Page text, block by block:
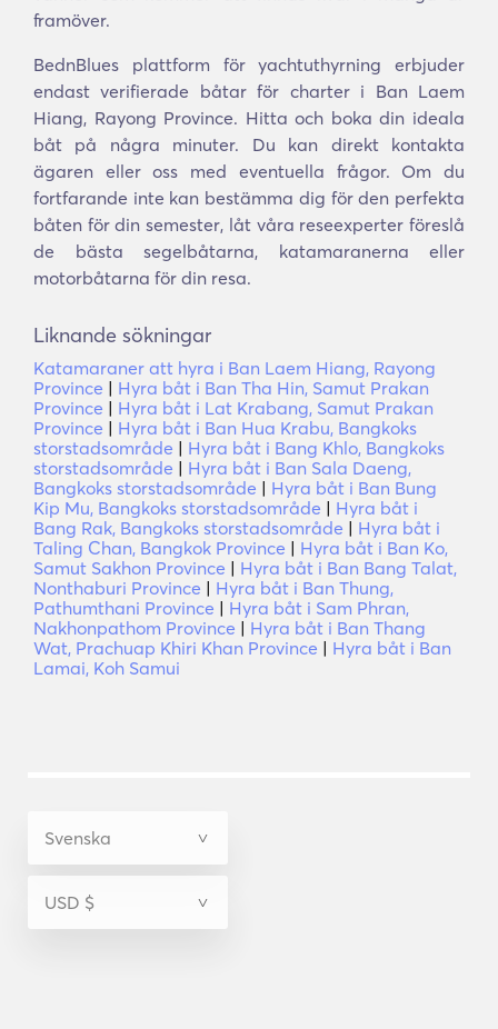
framöver.
BednBlues plattform för yachtuthyrning erbjuder
endast verifierade båtar för charter i Ban Laem
Hiang, Rayong Province. Hitta och boka din ideala
båt på några minuter. Du kan direkt kontakta
ägaren eller oss med eventuella frågor. Om du
fortfarande inte kan bestämma dig för den perfekta
båten för din semester, låt våra reseexperter föreslå
de bästa segelbåtarna, katamaranerna eller
motorbåtarna för din resa.
Liknande sökningar
Katamaraner att hyra i Ban Laem Hiang, Rayong
Province | Hyra båt i Ban Tha Hin, Samut Prakan
Province | Hyra båt i Lat Krabang, Samut Prakan
Province | Hyra båt i Ban Hua Krabu, Bangkoks
storstadsområde | Hyra båt i Bang Khlo, Bangkoks
storstadsområde | Hyra båt i Ban Sala Daeng,
Bangkoks storstadsområde | Hyra båt i Ban Bung
Kip Mu, Bangkoks storstadsområde | Hyra båt i
Bang Rak, Bangkoks storstadsområde | Hyra båt i
Taling Chan, Bangkok Province | Hyra båt i Ban Ko,
Samut Sakhon Province | Hyra båt i Ban Bang Talat,
Nonthaburi Province | Hyra båt i Ban Thung,
Pathumthani Province | Hyra båt i Sam Phran,
Nakhonpathom Province | Hyra båt i Ban Thang
Wat, Prachuap Khiri Khan Province | Hyra båt i Ban
Lamai, Koh Samui